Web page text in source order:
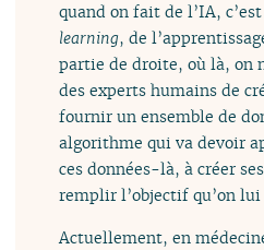
quand on fait de l’IA,
learning, de
partie de droite, où là, on
des experts humains de
fournir un ensemble de
algorithme qui va devoir
ces données-là, à créer
remplir l’objectif qu’on
Actuellement, en